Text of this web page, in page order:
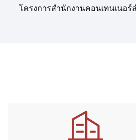
โครงการสำนักงานคอนเทนเนอร์